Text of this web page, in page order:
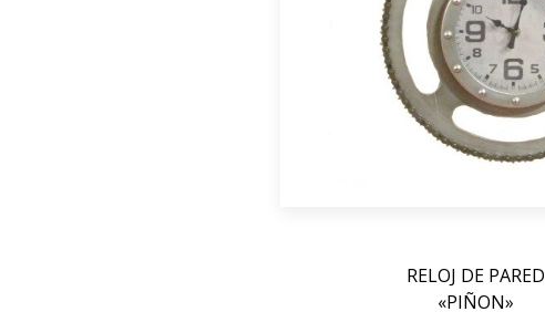
RELOJ DE PARED
«PIÑON»